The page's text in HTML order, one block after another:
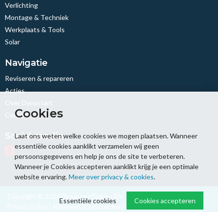
Cookies
Laat ons weten welke cookies we mogen plaatsen. Wanneer
essentiële cookies aanklikt verzamelen wij geen
persoonsgegevens en help je ons de site te verbeteren.
Wanneer je Cookies accepteren aanklikt krijg je een optimale
website ervaring.Meer over privacy & cookies.
Cookies accepteren
Essentiële cookies
Verlichting
Montage & Techniek
Werkplaats & Tools
Solar
Navigatie
Reviseren & repareren
Acties
Contact
Social media
Cookie-instellingen